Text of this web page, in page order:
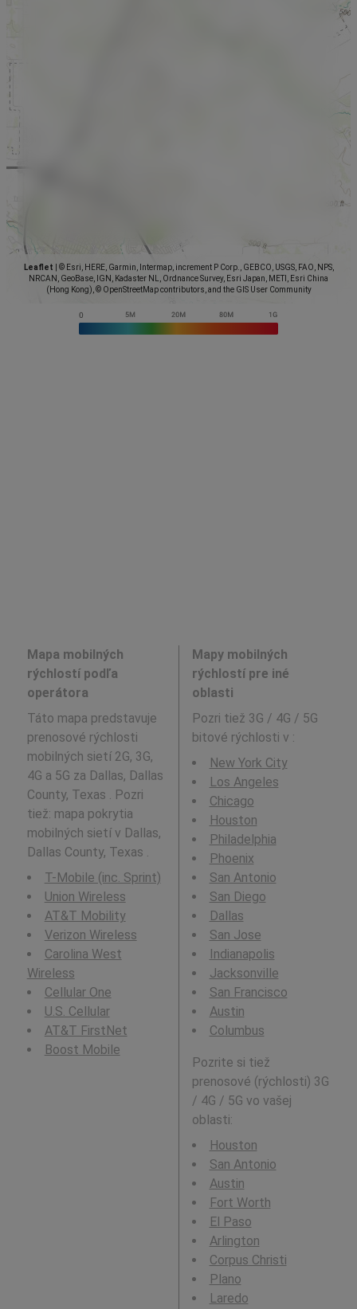
Leaflet
© Esri, HERE, Garmin, Intermap, increment P Corp., GEBCO, USGS, FAO, NPS,
NRCAN, GeoBase, IGN, Kadaster NL, Ordnance Survey, Esri Japan, METI, Esri China
(Hong Kong), © OpenStreetMap contributors, and the GIS User Community
Mapa mobilných
rýchlostí podľa
operátora
Táto mapa predstavuje
prenosové rýchlosti
mobilných sietí 2G, 3G,
4G a 5G za Dallas, Dallas
County, Texas . Pozri
tiež: mapa pokrytia
mobilných sietí v Dallas,
Dallas County, Texas .
T-Mobile (inc. Sprint)
Union Wireless
AT&T Mobility
Verizon Wireless
Carolina West
Wireless
Cellular One
U.S. Cellular
AT&T FirstNet
Boost Mobile
Mapy mobilných
rýchlostí pre iné
oblasti
Pozri tiež 3G / 4G / 5G
bitové rýchlosti v :
New York City
Los Angeles
Chicago
Houston
Philadelphia
Phoenix
San Antonio
San Diego
Dallas
San Jose
Indianapolis
Jacksonville
San Francisco
Austin
Columbus
Pozrite si tiež
prenosové (rýchlosti) 3G
/ 4G / 5G vo vašej
oblasti:
Houston
San Antonio
Austin
Fort Worth
El Paso
Arlington
Corpus Christi
Plano
Laredo